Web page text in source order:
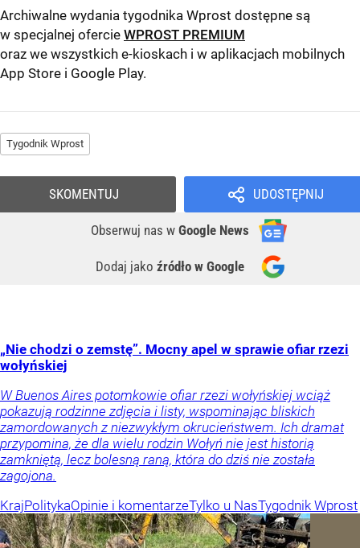
Archiwalne wydania tygodnika Wprost dostępne są
w specjalnej ofercie WPROST PREMIUM
oraz we wszystkich e-kioskach i w aplikacjach mobilnych
App Store i Google Play.
Tygodnik Wprost
UDOSTĘPNIJ
Obserwuj nas w Google News
Dodaj jako źródło w Google
SKOMENTUJ
„Nie chodzi o zemstę”. Mocny apel w sprawie ofiar rzezi
wołyńskiej
W Buenos Aires potomkowie ofiar rzezi wołyńskiej wciąż
pokazują rodzinne zdjęcia i listy, wspominając bliskich
zamordowanych z niezwykłym okrucieństwem. Ich dramat
przypomina, że dla wielu rodzin Wołyń nie jest historią
zamkniętą, lecz bolesną raną, która do dziś nie została
zagojona.
KrajPolitykaOpinie i komentarzeTylko u NasTygodnik Wprost